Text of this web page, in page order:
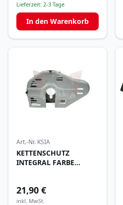
Lieferzeit: 2-3 Tage
In den Warenkorb
Art.-Nr. KSIA
KETTENSCHUTZ
INTEGRAL FARBE
21,90 €
inkl. MwSt.